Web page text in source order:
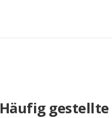
Häufig gestellte